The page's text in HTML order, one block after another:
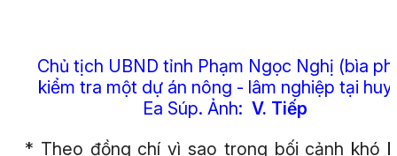
Chủ tịch UBND tỉnh Phạm Ngọc Nghị (bìa
kiểm tra một dự án nông - lâm nghiệp tại
Ea Súp. Ảnh: V. Tiếp
* Theo đồng chí vì sao trong bối cảnh khó